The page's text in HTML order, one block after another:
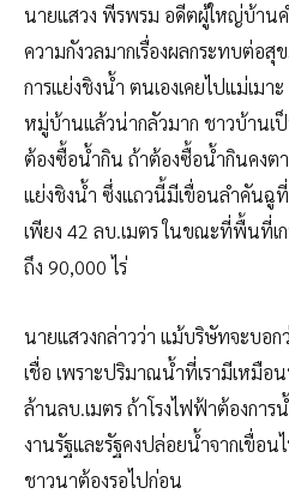
นายแสวง พีรพรม อดีตผู้ใหญ่บ้าน
ความกังวลมากเรื่องผลกระทบต่อ
การแย่งชิงน้ำ ตนเองเคยไปแม่เม
หมู่บ้านแล้วน่ากลัวมาก ชาวบ้านเป็
ต้องซื้อน้ำกิน ถ้าต้องซื้อน้ำกินคงต
แย่งชิงน้ำ ซึ่งแถวนี้มีเขื่อนลำคัน
เพียง 42 ลบ.เมตร ในขณะที่พื้นที่เ
ถึง 90,000 ไร่
นายแสวงกล่าวว่า แม้บริษัทจะบอก
เชื่อ เพราะปริมาณน้ำที่เรามีเหมือ
ล้านลบ.เมตร ถ้าโรงไฟฟ้าต้องการ
งานรัฐและรัฐคงปล่อยน้ำจากเขื่อน
ชาวนาต้องรอไปก่อน